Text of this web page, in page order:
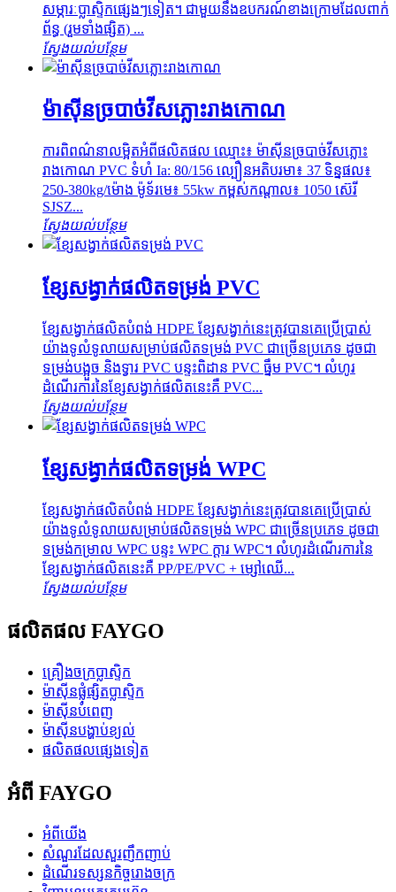
សម្ភារៈប្លាស្ទិកផ្សេងៗទៀត។ ជាមួយនឹងឧបករណ៍ខាងក្រោមដែលពាក់
ព័ន្ធ (រួមទាំងផ្សិត) ...
ស្វែងយល់បន្ថែម
ម៉ាស៊ីនច្របាច់វីសភ្លោះរាងកោណ
ការពិពណ៌នាលម្អិតអំពីផលិតផល ឈ្មោះ៖ ម៉ាស៊ីនច្របាច់វីសភ្លោះ
រាងកោណ PVC ទំហំ Ia: 80/156 ល្បឿនអតិបរមា៖ 37 ទិន្នផល៖
250-380kg/ម៉ោង ម៉ូទ័រមេ៖ 55kw កម្ពស់កណ្តាល៖ 1050 ស៊េរី
SJSZ...
ស្វែងយល់បន្ថែម
ខ្សែសង្វាក់ផលិតទម្រង់ PVC
ខ្សែសង្វាក់ផលិតបំពង់ HDPE ខ្សែសង្វាក់នេះត្រូវបានគេប្រើប្រាស់
យ៉ាងទូលំទូលាយសម្រាប់ផលិតទម្រង់ PVC ជាច្រើនប្រភេទ ដូចជា
ទម្រង់បង្អួច និងទ្វារ PVC បន្ទះពិដាន PVC ធ្នឹម PVC។ លំហូរ
ដំណើរការនៃខ្សែសង្វាក់ផលិតនេះគឺ PVC...
ស្វែងយល់បន្ថែម
ខ្សែសង្វាក់ផលិតទម្រង់ WPC
ខ្សែសង្វាក់ផលិតបំពង់ HDPE ខ្សែសង្វាក់នេះត្រូវបានគេប្រើប្រាស់
យ៉ាងទូលំទូលាយសម្រាប់ផលិតទម្រង់ WPC ជាច្រើនប្រភេទ ដូចជា
ទម្រង់កម្រាល WPC បន្ទះ WPC ក្តារ WPC។ លំហូរដំណើរការនៃ
ខ្សែសង្វាក់ផលិតនេះគឺ PP/PE/PVC + ម្សៅឈើ...
ស្វែងយល់បន្ថែម
ផលិតផល FAYGO
គ្រឿងចក្រប្លាស្ទិក
ម៉ាស៊ីនផ្លុំផ្សិតប្លាស្ទិក
ម៉ាស៊ីនបំពេញ
ម៉ាស៊ីនបង្ហាប់ខ្យល់
ផលិតផលផ្សេងទៀត
អំពី FAYGO
អំពីយើង
សំណួរដែលសួរញឹកញាប់
ដំណើរទស្សនកិច្ចរោងចក្រ